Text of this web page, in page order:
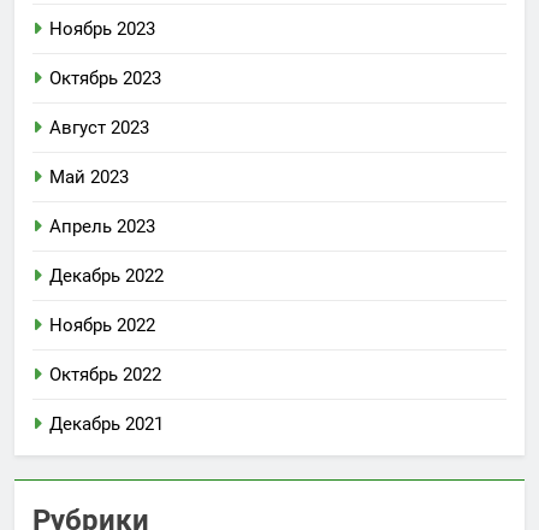
Ноябрь 2023
Октябрь 2023
Август 2023
Май 2023
Апрель 2023
Декабрь 2022
Ноябрь 2022
Октябрь 2022
Декабрь 2021
Рубрики